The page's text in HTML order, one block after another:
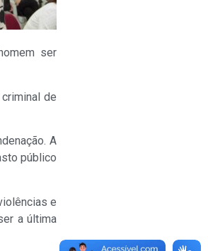
ser
de
A
público
e
a última